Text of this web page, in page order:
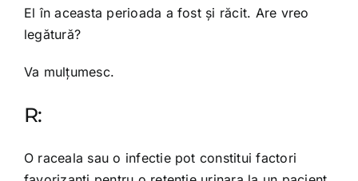
El în aceasta perioada a fost și răcit. Are vreo
legătură?
Va mulțumesc.
R:
O raceala sau o infectie pot constitui factori